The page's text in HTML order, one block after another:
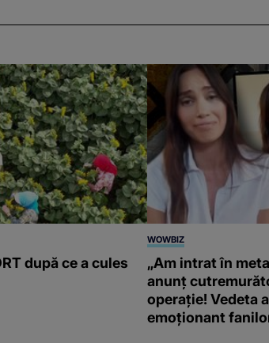
după ce a cules
WOWBIZ
„Am intrat în
anunț
operație! Vedeta
emoționant